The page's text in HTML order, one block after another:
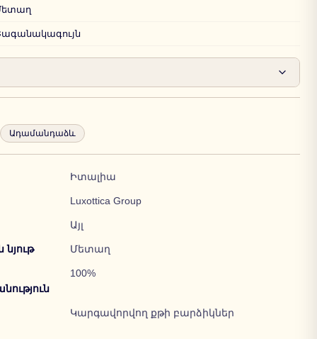
Ադամանդաձև
Իտալիա
Luxottica Group
Այլ
Մետաղ
100%
Կարգավորվող քթի բարձիկներ